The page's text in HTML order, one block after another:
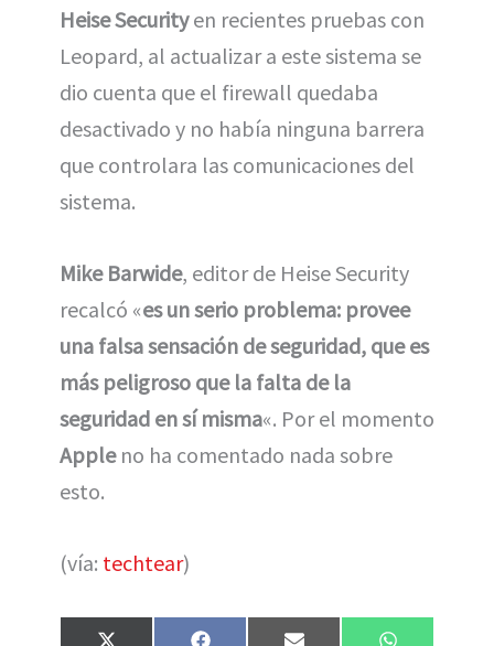
Heise Securityen recientes pruebas con
Leopard, al actualizar a este sistema se
dio cuenta que el firewall quedaba
desactivado y no había ninguna barrera
que controlara las comunicaciones del
sistema.
Mike Barwide, editor de Heise Security
recalcó «es un serio problema: provee
una falsa sensación de seguridad, que es
más peligroso que la falta de la
seguridad en sí misma«. Por el momento
Appleno ha comentado nada sobre
esto.
(vía: techtear)